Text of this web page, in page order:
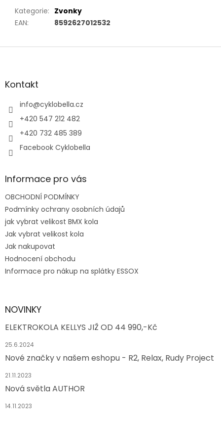
Kategorie: Zvonky
EAN: 8592627012532
Z
aKontakt
info@cyklobella.cz
+420 547 212 482
+420 732 485 389
Facebook Cyklobella
Informace pro vás
OBCHODNÍ PODMÍNKY
Podmínky ochrany osobních údajů
jak vybrat velikost BMX kola
Jak vybrat velikost kola
Jak nakupovat
Hodnocení obchodu
Informace pro nákup na splátky ESSOX
NOVINKY
ELEKTROKOLA KELLYS JIŽ OD 44 990,-Kč
25.6.2024
Nové značky v našem eshopu - R2, Relax, Rudy Project
21.11.2023
Nová světla AUTHOR
14.11.2023